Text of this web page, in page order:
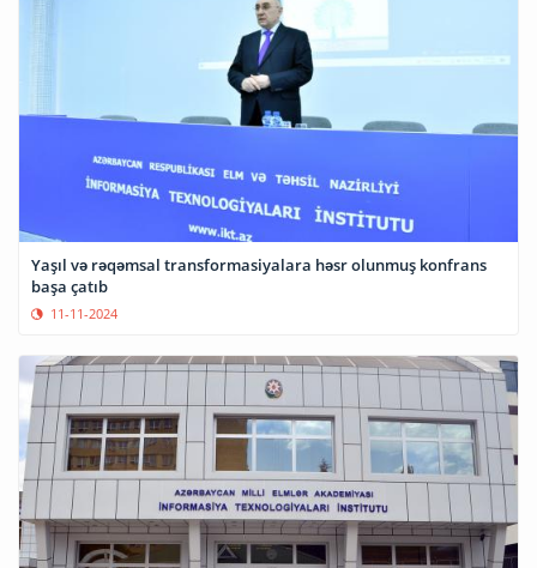
Yaşıl və rəqəmsal transformasiyalara həsr olunmuş konfrans
başa çatıb
11-11-2024